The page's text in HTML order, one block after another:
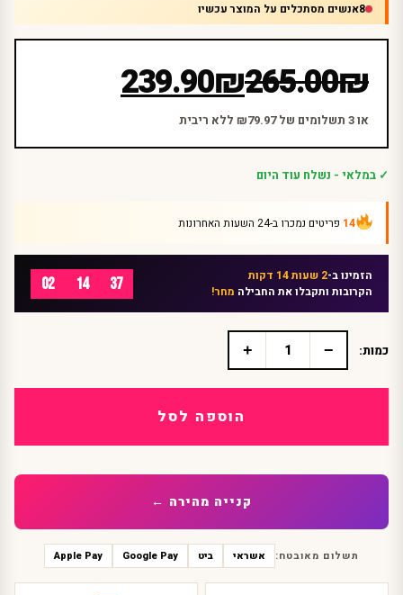
8אנשים מסתכלים על המוצר עכשיו
₪
265.00המחיר
המקורי
היה:
₪
239.90
המחיר
הנוכחי
הוא:
או 3 תשלומים של ₪79.97 ללא ריבית
✓ במלאי - נשלח עוד היום
14 פריטים נמכרו ב-24 השעות האחרונות
הזמינו ב-2 שעות 14 דקות
הקרובות ותקבלו את החבילה מחר! 02 14 37
כמות
תחפושת
לילדה
כמות: −
+
הוספה לסל
קנייה מהירה ←
תשלום מאובטח: אשראי ביט Google Pay
Apple Pay